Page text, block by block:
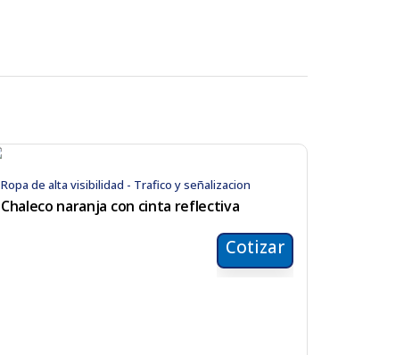
Ropa de alta visibilidad - Trafico y señalizacion
Chaleco naranja con cinta reflectiva
Cotizar